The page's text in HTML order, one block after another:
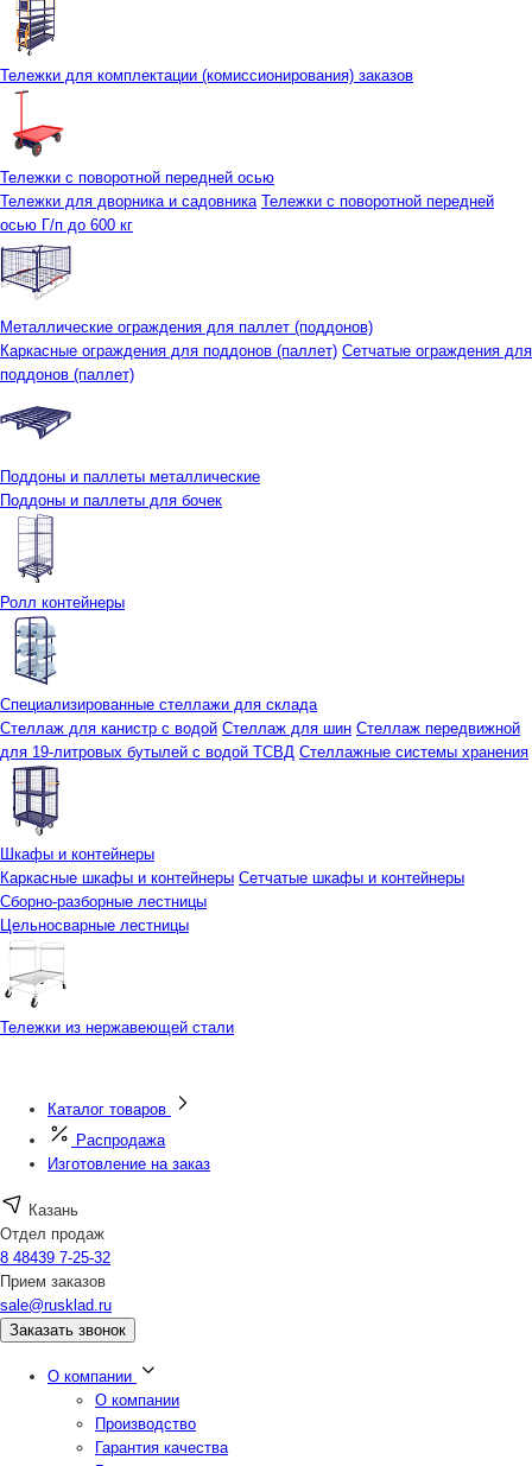
Тележки для комплектации (комиссионирования) заказов
Тележки с поворотной передней осью
Тележки для дворника и садовника Тележки с поворотной передней
осью Г/п до 600 кг
Металлические ограждения для паллет (поддонов)
Каркасные ограждения для поддонов (паллет) Сетчатые ограждения для
поддонов (паллет)
Поддоны и паллеты металлические
Поддоны и паллеты для бочек
Ролл контейнеры
Специализированные стеллажи для склада
Стеллаж для канистр с водой Стеллаж для шин Стеллаж передвижной
для 19-литровых бутылей с водой ТСВД Стеллажные системы хранения
Шкафы и контейнеры
Каркасные шкафы и контейнеры Сетчатые шкафы и контейнеры
Сборно-разборные лестницы
Цельносварные лестницы
Тележки из нержавеющей стали
Каталог товаров
Распродажа
Изготовление на заказ
Казань
Отдел продаж
8 48439 7-25-32
Прием заказов
sale@rusklad.ru
Заказать звонок
О компании
О компании
Производство
Гарантия качества